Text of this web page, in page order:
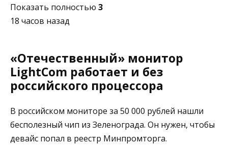
Показать полностью 3
18 часов назад
«Отечественный» монитор
LightCom работает и без
российского процессора⁠ ⁠
В российском мониторе за 50 000 рублей нашли
бесполезный чип из Зеленограда. Он нужен, чтобы
девайс попал в реестр Минпромторга.